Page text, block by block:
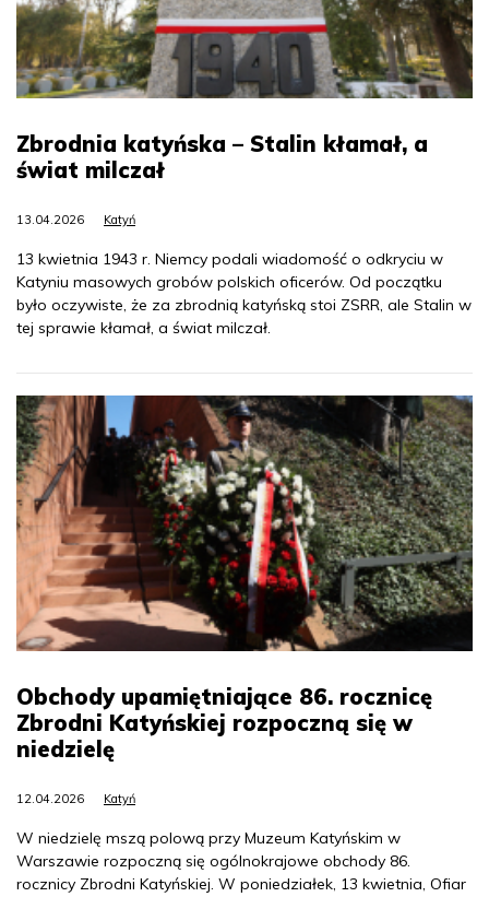
Zbrodnia katyńska – Stalin kłamał, a
świat milczał
13.04.2026 Katyń
13 kwietnia 1943 r. Niemcy podali wiadomość o odkryciu w
Katyniu masowych grobów polskich oficerów. Od początku
było oczywiste, że za zbrodnią katyńską stoi ZSRR, ale Stalin w
tej sprawie kłamał, a świat milczał.
Obchody upamiętniające 86. rocznicę
Zbrodni Katyńskiej rozpoczną się w
niedzielę
12.04.2026 Katyń
W niedzielę mszą polową przy Muzeum Katyńskim w
Warszawie rozpoczną się ogólnokrajowe obchody 86.
rocznicy Zbrodni Katyńskiej. W poniedziałek, 13 kwietnia, Ofiar